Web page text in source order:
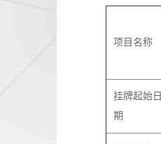
项目名称
挂牌起始日
期